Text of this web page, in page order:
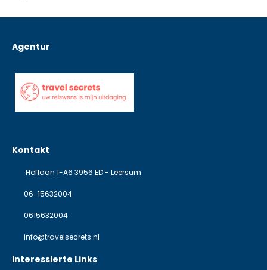
Agentur
Kontakt
Hoflaan 1-A6 3956 ED - Leersum
06-15632004
0615632004
info@travelsecrets.nl
Interessierte Links